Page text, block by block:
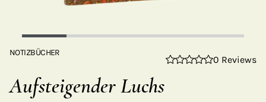
NOTIZBÜCHER
0 Reviews
Aufsteigender Luchs